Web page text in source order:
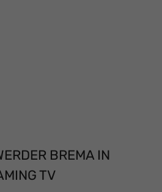
BREMA IN
TV